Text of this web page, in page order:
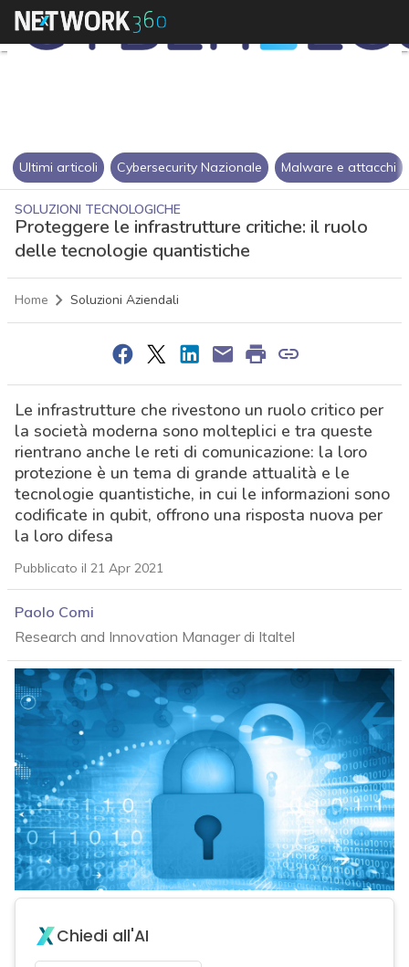
Ultimi articoli Cybersecurity Nazionale Malware e attacchi
SOLUZIONI TECNOLOGICHE
Proteggere le infrastrutture critiche: il ruolo
delle tecnologie quantistiche
Home Soluzioni Aziendali
Le infrastrutture che rivestono un ruolo critico per
la società moderna sono molteplici e tra queste
rientrano anche le reti di comunicazione: la loro
protezione è un tema di grande attualità e le
tecnologie quantistiche, in cui le informazioni sono
codificate in qubit, offrono una risposta nuova per
la loro difesa
Pubblicato il 21 Apr 2021
Paolo Comi
Research and Innovation Manager di Italtel
Chiedi all'AI